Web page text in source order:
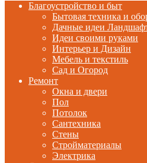
Благоустройство и быт
Бытовая техника и
Дачные идеи
Идеи своими руками
Интерьер и Дизайн
Мебель и текстиль
Сад и Огород
Ремонт
Окна и двери
Пол
Потолок
Сантехника
Стены
Стройматериалы
Электрика